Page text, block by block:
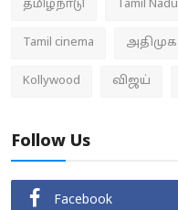
தமிழ்நாடு Tamil Nadu
Tamil cinema அதிமுக
Kollywood விஜய்
Follow Us
Facebook